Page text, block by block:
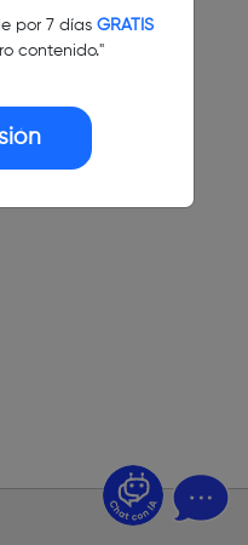
por 7 días GRATIS
contenido."